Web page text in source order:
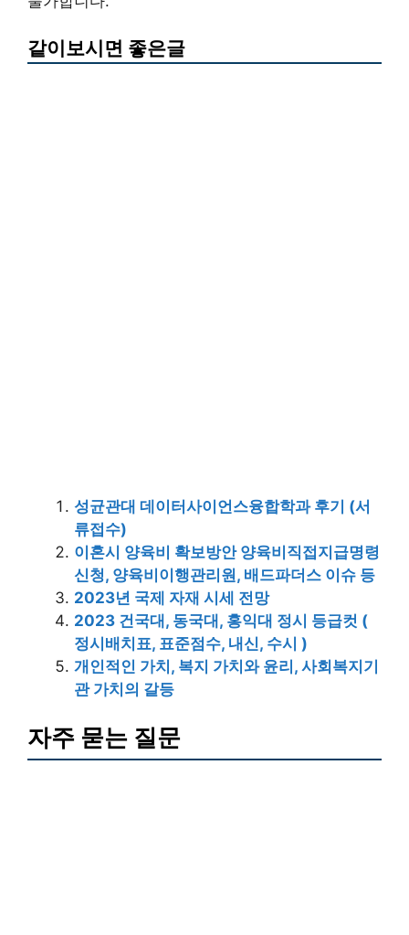
같이보시면 좋은글
성균관대 데이터사이언스융합학과 후기 (서
류접수)
이혼시 양육비 확보방안 양육비직접지급명령
신청, 양육비이행관리원, 배드파더스 이슈 등
2023년 국제 자재 시세 전망
2023 건국대, 동국대, 홍익대 정시 등급컷 (
정시배치표, 표준점수, 내신, 수시 )
개인적인 가치, 복지 가치와 윤리, 사회복지기
관 가치의 갈등
자주 묻는 질문